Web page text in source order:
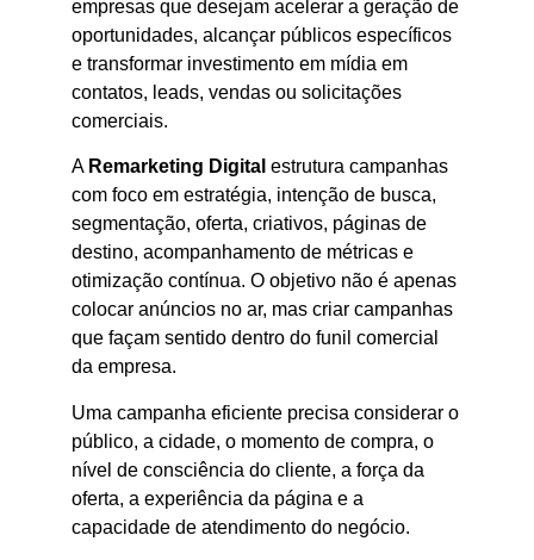
empresas que desejam acelerar a geração de
oportunidades, alcançar públicos específicos
e transformar investimento em mídia em
contatos, leads, vendas ou solicitações
comerciais.
A Remarketing Digital estrutura campanhas
com foco em estratégia, intenção de busca,
segmentação, oferta, criativos, páginas de
destino, acompanhamento de métricas e
otimização contínua. O objetivo não é apenas
colocar anúncios no ar, mas criar campanhas
que façam sentido dentro do funil comercial
da empresa.
Uma campanha eficiente precisa considerar o
público, a cidade, o momento de compra, o
nível de consciência do cliente, a força da
oferta, a experiência da página e a
capacidade de atendimento do negócio.